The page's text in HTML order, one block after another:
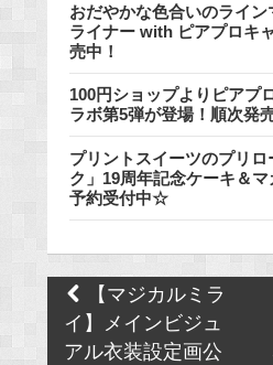
おだやかな色合いのライ
ライナー with ピアプロキ
売中！
100円ショップよりピアプ
ラボ第5弾が登場！順次発
プリントスイーツのプリロ
ク」19周年記念ケーキ＆
予約受付中☆
Post
navigation
【マジカルミラ
イ】メインビジュ
アル衣装設定画公